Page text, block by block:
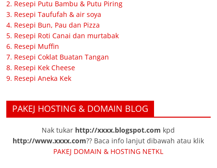
2. Resepi Putu Bambu & Putu Piring
3. Resepi Taufufah & air soya
4. Resepi Bun, Pau dan Pizza
5. Resepi Roti Canai dan murtabak
6. Resepi Muffin
7. Resepi Coklat Buatan Tangan
8. Resepi Kek Cheese
9. Resepi Aneka Kek
PAKEJ HOSTING & DOMAIN BLOG
Nak tukar http://xxxx.blogspot.com kpd
http://www.xxxx.com?? Baca info lanjut dibawah atau klik
PAKEJ DOMAIN & HOSTING NETKL